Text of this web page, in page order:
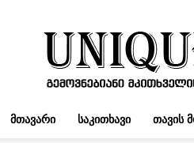
UNIQUE.GE
ᲛᲗᲐᲕᲐᲠᲘ ᲡᲐᲙᲘᲗᲮᲐᲕᲘ ᲗᲐᲕᲘᲡ